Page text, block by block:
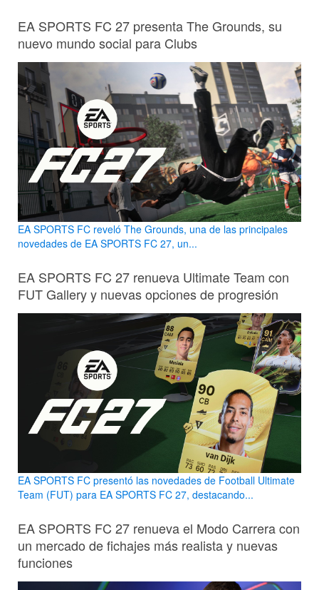
EA SPORTS FC 27 presenta The Grounds, su
nuevo mundo social para Clubs
EA SPORTS FC reveló The Grounds, una de las principales
novedades de EA SPORTS FC 27, un...
EA SPORTS FC 27 renueva Ultimate Team con
FUT Gallery y nuevas opciones de progresión
EA SPORTS FC presentó las novedades de Football Ultimate
Team (FUT) para EA SPORTS FC 27, destacando...
EA SPORTS FC 27 renueva el Modo Carrera con
un mercado de fichajes más realista y nuevas
funciones